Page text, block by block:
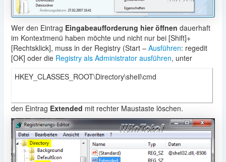
Wer den Eintrag Eingabeaufforderung hier öffnen dauerhaft
im Kontextmenü haben möchte und nicht nur bei [Shift]+
[Rechtsklick], muss in der Registry (Start – Ausführen: regedit
[OK] oder die Registry als Administrator ausführen, unter
HKEY_CLASSES_ROOT\Directory\shell\cmd
den Eintrag Extended mit rechter Maustaste löschen.